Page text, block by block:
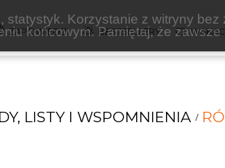
Korzystanie z witryny
końcowym. Pamiętaj, że
ZAPOWIEDZI BESTSELLERY
LISTY I WSPOMNIENIA